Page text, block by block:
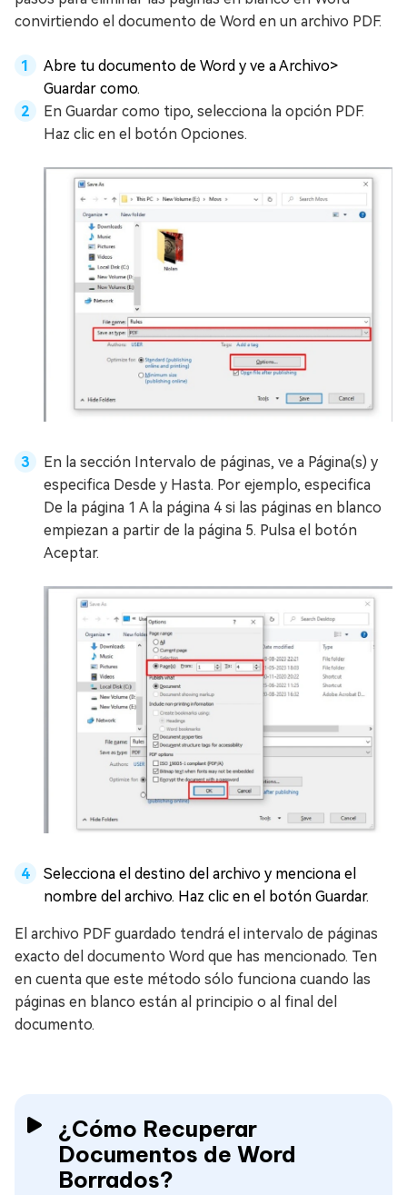
convirtiendo el documento de Word en un archivo PDF.
Abre tu documento de Word y ve a Archivo>
Guardar como.
En Guardar como tipo, selecciona la opción PDF.
Haz clic en el botón Opciones.
En la sección Intervalo de páginas, ve a Página(s) y
especifica Desde y Hasta. Por ejemplo, especifica
De la página 1 A la página 4 si las páginas en blanco
empiezan a partir de la página 5. Pulsa el botón
Aceptar.
Selecciona el destino del archivo y menciona el
nombre del archivo. Haz clic en el botón Guardar.
El archivo PDF guardado tendrá el intervalo de páginas
exacto del documento Word que has mencionado. Ten
en cuenta que este método sólo funciona cuando las
páginas en blanco están al principio o al final del
documento.
¿Cómo Recuperar
Documentos de Word
Borrados?